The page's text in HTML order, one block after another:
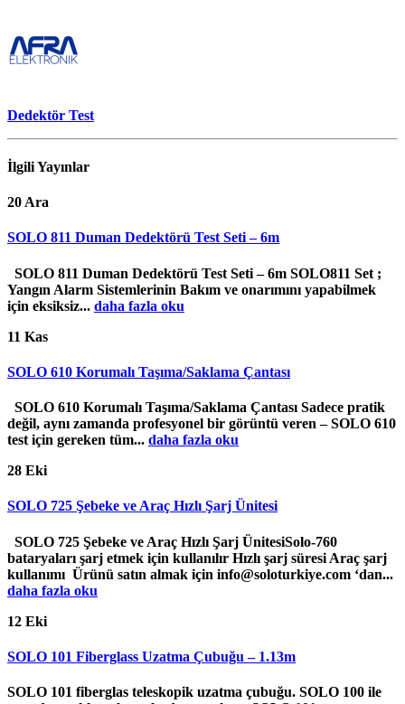
Dedektör Test
İlgiliYayınlar
20 Ara
SOLO 811 Duman Dedektörü Test Seti – 6m
SOLO 811 Duman Dedektörü Test Seti – 6m SOLO811 Set ;
Yangın Alarm Sistemlerinin Bakım ve onarımını yapabilmek
için eksiksiz... daha fazla oku
11 Kas
SOLO 610 Korumalı Taşıma/Saklama Çantası
SOLO 610 Korumalı Taşıma/Saklama Çantası Sadece pratik
değil, aynı zamanda profesyonel bir görüntü veren – SOLO 610
test için gereken tüm... daha fazla oku
28 Eki
SOLO 725 Şebeke ve Araç Hızlı Şarj Ünitesi
SOLO 725 Şebeke ve Araç Hızlı Şarj ÜnitesiSolo-760
bataryaları şarj etmek için kullanılır Hızlı şarj süresi Araç şarj
kullanımı Ürünü satın almak için info@soloturkiye.com ‘dan...
daha fazla oku
12 Eki
SOLO 101 Fiberglass Uzatma Çubuğu – 1.13m
SOLO 101 fiberglas teleskopik uzatma çubuğu. SOLO 100 ile